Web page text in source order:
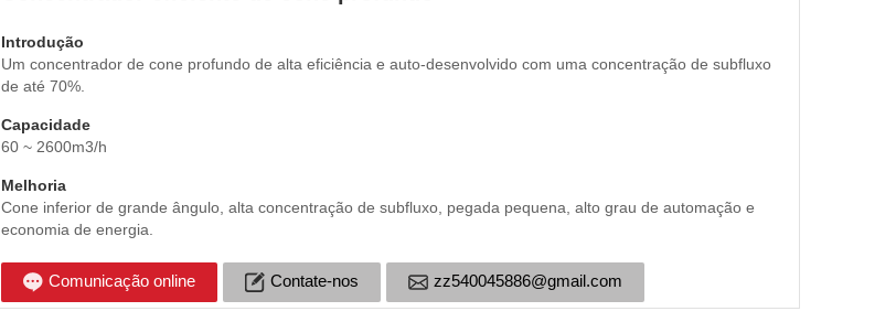
Introdução
Um concentrador de cone profundo de alta eficiência e auto-desenvolvido com uma concentração de subfluxo
de até 70%.
Capacidade
60 ~ 2600m3/h
Melhoria
Cone inferior de grande ângulo, alta concentração de subfluxo, pegada pequena, alto grau de automação e
economia de energia.
Comunicação online Contate-nos zz540045886@gmail.com